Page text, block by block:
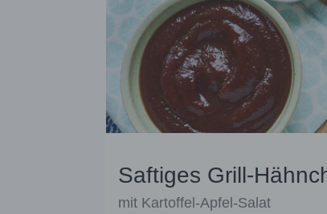
Saftiges Grill-
mit Kartoffel-Apfel-Salat